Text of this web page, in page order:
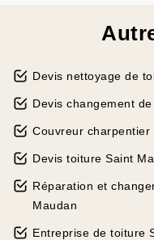
Devis nettoyage de
Devis changement
Couvreur charpentier
Devis toiture Saint
Réparation et
Maudan
Entreprise de toiture